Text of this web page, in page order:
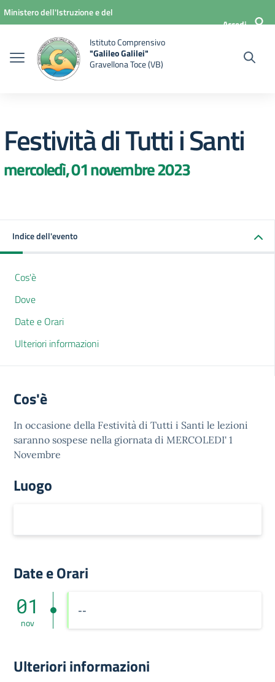
Vai ai contenuti
Vai al menu di navigazione
Vai al footer
Ministero dell'Istruzione e del
Accedi
Istituto Comprensivo
"Galileo Galilei"
Gravellona Toce (VB)
Festività di Tutti i Santi
mercoledì, 01 novembre 2023
Indice dell'evento
Cos'è
Dove
Date e Orari
Ulteriori informazioni
Cos'è
In occasione della Festività di Tutti i Santi le lezioni
saranno sospese nella giornata di MERCOLEDI' 1
Novembre
Luogo
Date e Orari
01
nov
--
Ulteriori informazioni